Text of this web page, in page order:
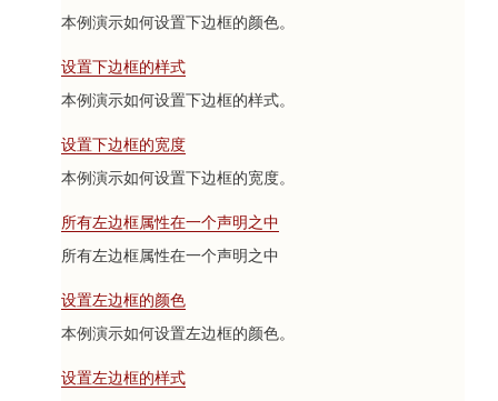
本例演示如何设置下边框的颜色。
设置下边框的样式
本例演示如何设置下边框的样式。
设置下边框的宽度
本例演示如何设置下边框的宽度。
所有左边框属性在一个声明之中
所有左边框属性在一个声明之中
设置左边框的颜色
本例演示如何设置左边框的颜色。
设置左边框的样式